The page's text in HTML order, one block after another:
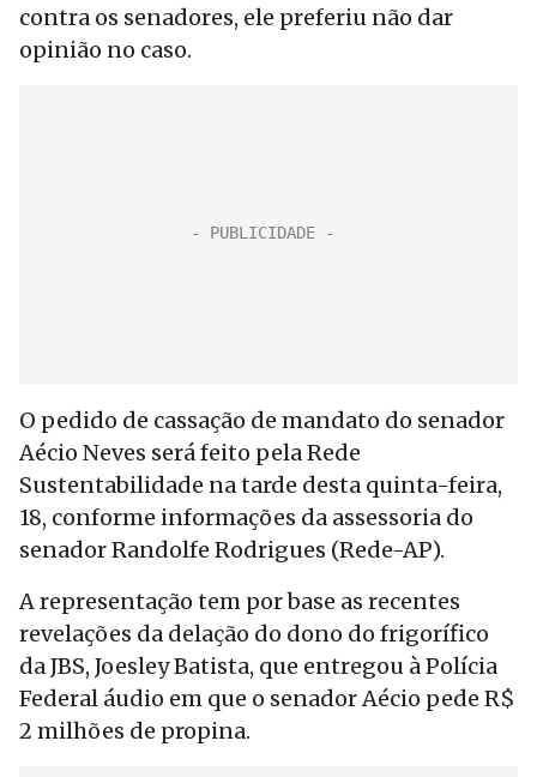
contra os senadores, ele preferiu não dar
opinião no caso.
O pedido de cassação de mandato do senador
Aécio Neves será feito pela Rede
Sustentabilidade na tarde desta quinta-feira,
18, conforme informações da assessoria do
senador Randolfe Rodrigues (Rede-AP).
A representação tem por base as recentes
revelações da delação do dono do frigorífico
da JBS, Joesley Batista, que entregou à Polícia
Federal áudio em que o senador Aécio pede R$
2 milhões de propina.